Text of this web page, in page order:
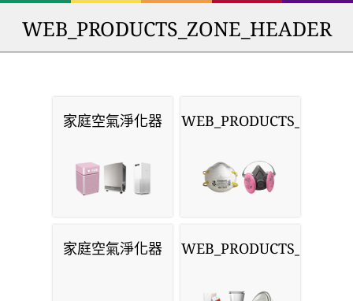
WEB_PRODUCTS_ZONE_HEADER
家庭空氣淨化器 WEB_PRODUCTS_MASKS
家庭空氣淨化器